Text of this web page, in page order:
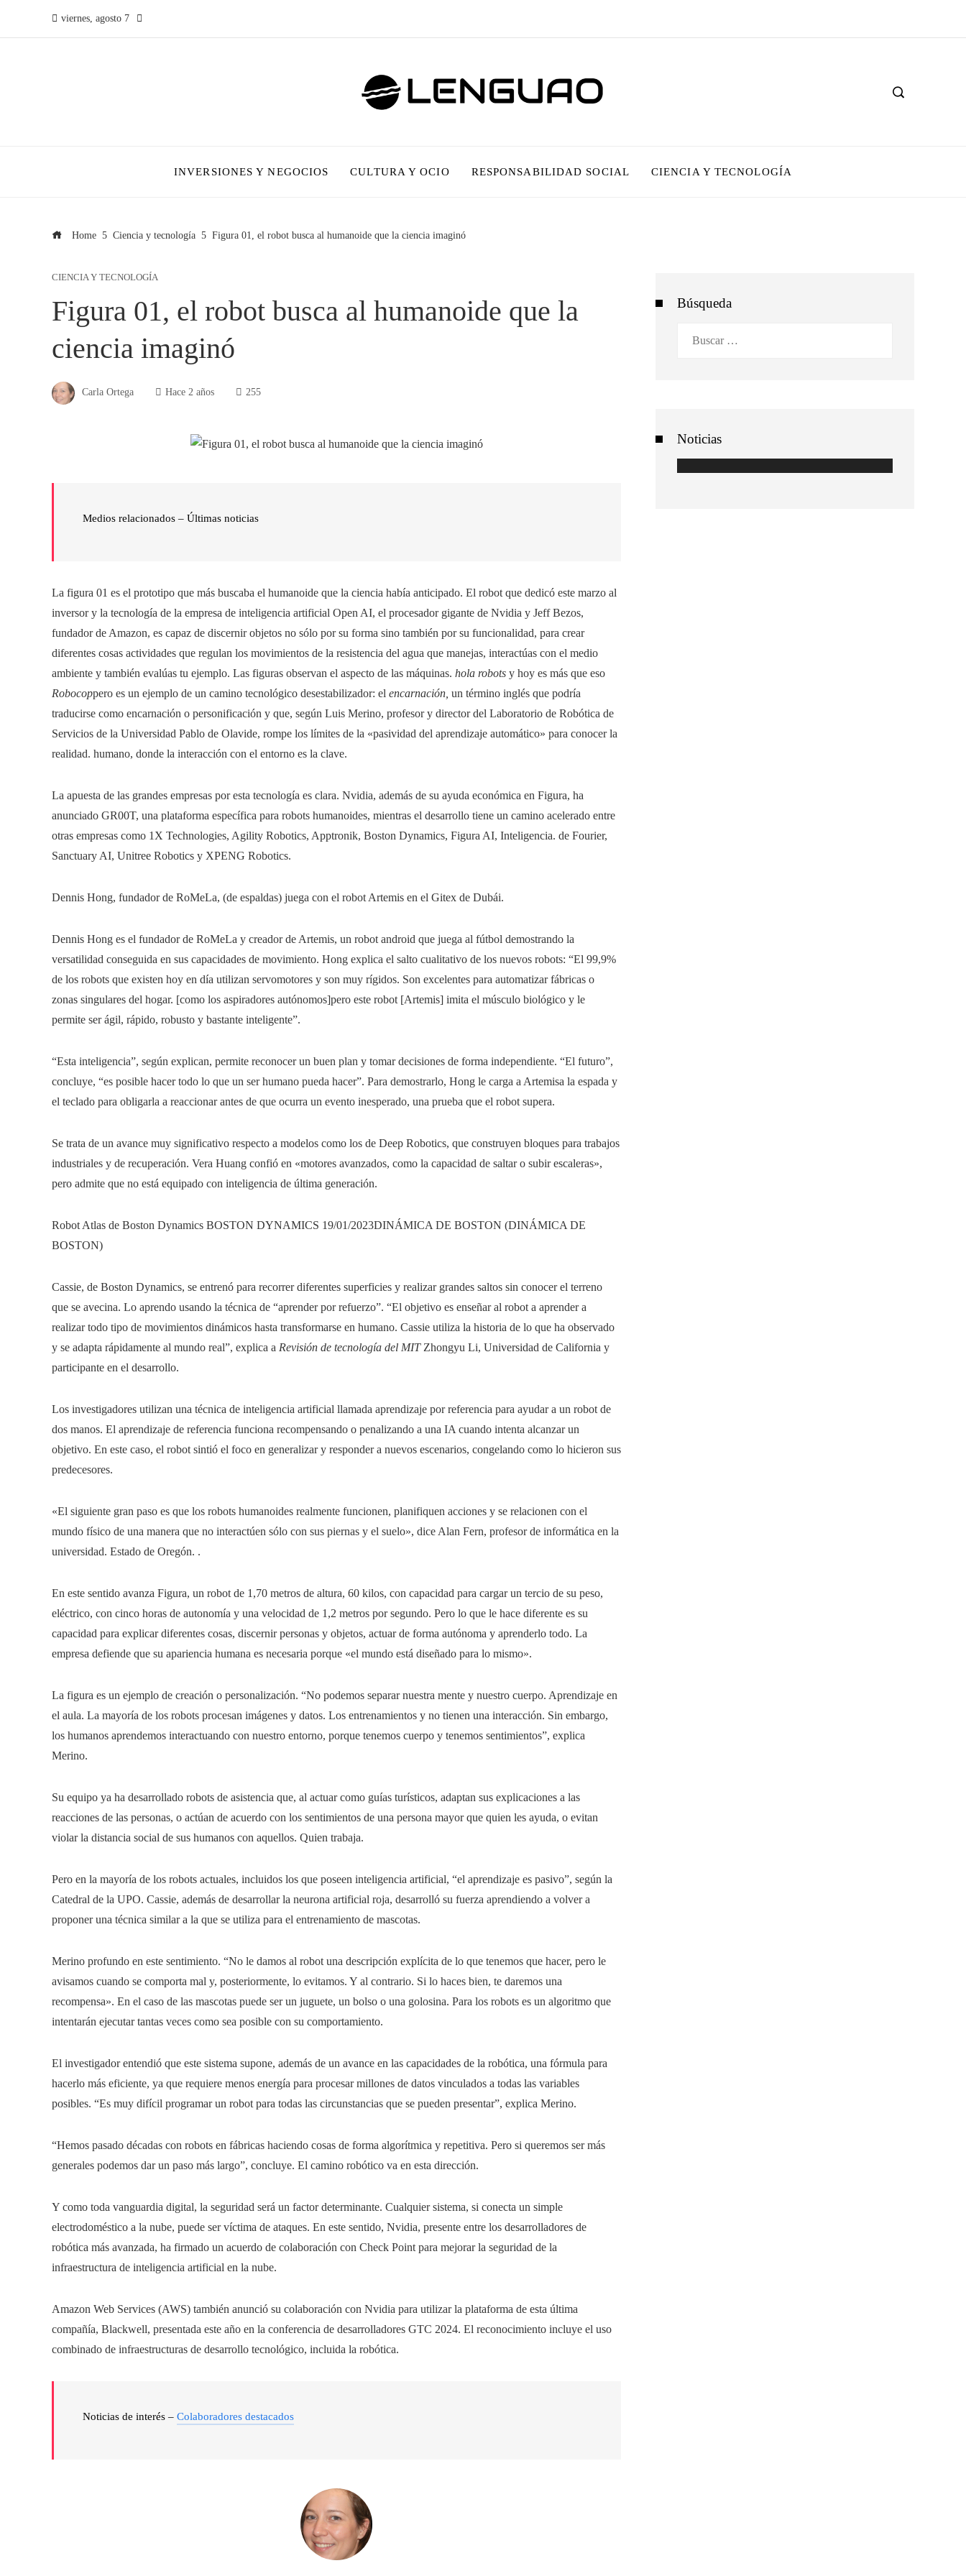
viernes, agosto 7
INVERSIONES Y NEGOCIOS CULTURA Y OCIO RESPONSABILIDAD SOCIAL CIENCIA Y TECNOLOGÍA
Home Ciencia y tecnología Figura 01, el robot busca al humanoide que la ciencia imaginó
CIENCIA Y TECNOLOGÍA
Figura 01, el robot busca al humanoide que la
ciencia imaginó
Carla Ortega Hace 2 años 255
Medios relacionados – Últimas noticias
La figura 01 es el prototipo que más buscaba el humanoide que la ciencia había anticipado. El robot que dedicó este marzo al
inversor y la tecnología de la empresa de inteligencia artificial Open AI, el procesador gigante de Nvidia y Jeff Bezos,
fundador de Amazon, es capaz de discernir objetos no sólo por su forma sino también por su funcionalidad, para crear
diferentes cosas actividades que regulan los movimientos de la resistencia del agua que manejas, interactúas con el medio
ambiente y también evalúas tu ejemplo. Las figuras observan el aspecto de las máquinas. hola robots y hoy es más que eso
Robocoppero es un ejemplo de un camino tecnológico desestabilizador: el encarnación, un término inglés que podría
traducirse como encarnación o personificación y que, según Luis Merino, profesor y director del Laboratorio de Robótica de
Servicios de la Universidad Pablo de Olavide, rompe los límites de la «pasividad del aprendizaje automático» para conocer la
realidad. humano, donde la interacción con el entorno es la clave.
La apuesta de las grandes empresas por esta tecnología es clara. Nvidia, además de su ayuda económica en Figura, ha
anunciado GR00T, una plataforma específica para robots humanoides, mientras el desarrollo tiene un camino acelerado entre
otras empresas como 1X Technologies, Agility Robotics, Apptronik, Boston Dynamics, Figura AI, Inteligencia. de Fourier,
Sanctuary AI, Unitree Robotics y XPENG Robotics.
Dennis Hong, fundador de RoMeLa, (de espaldas) juega con el robot Artemis en el Gitex de Dubái.
Dennis Hong es el fundador de RoMeLa y creador de Artemis, un robot android que juega al fútbol demostrando la
versatilidad conseguida en sus capacidades de movimiento. Hong explica el salto cualitativo de los nuevos robots: “El 99,9%
de los robots que existen hoy en día utilizan servomotores y son muy rígidos. Son excelentes para automatizar fábricas o
zonas singulares del hogar. [como los aspiradores autónomos]pero este robot [Artemis] imita el músculo biológico y le
permite ser ágil, rápido, robusto y bastante inteligente”.
“Esta inteligencia”, según explican, permite reconocer un buen plan y tomar decisiones de forma independiente. “El futuro”,
concluye, “es posible hacer todo lo que un ser humano pueda hacer”. Para demostrarlo, Hong le carga a Artemisa la espada y
el teclado para obligarla a reaccionar antes de que ocurra un evento inesperado, una prueba que el robot supera.
Se trata de un avance muy significativo respecto a modelos como los de Deep Robotics, que construyen bloques para trabajos
industriales y de recuperación. Vera Huang confió en «motores avanzados, como la capacidad de saltar o subir escaleras»,
pero admite que no está equipado con inteligencia de última generación.
Robot Atlas de Boston Dynamics BOSTON DYNAMICS 19/01/2023DINÁMICA DE BOSTON (DINÁMICA DE
BOSTON)
Cassie, de Boston Dynamics, se entrenó para recorrer diferentes superficies y realizar grandes saltos sin conocer el terreno
que se avecina. Lo aprendo usando la técnica de “aprender por refuerzo”. “El objetivo es enseñar al robot a aprender a
realizar todo tipo de movimientos dinámicos hasta transformarse en humano. Cassie utiliza la historia de lo que ha observado
y se adapta rápidamente al mundo real”, explica a Revisión de tecnología del MIT Zhongyu Li, Universidad de California y
participante en el desarrollo.
Los investigadores utilizan una técnica de inteligencia artificial llamada aprendizaje por referencia para ayudar a un robot de
dos manos. El aprendizaje de referencia funciona recompensando o penalizando a una IA cuando intenta alcanzar un
objetivo. En este caso, el robot sintió el foco en generalizar y responder a nuevos escenarios, congelando como lo hicieron sus
predecesores.
«El siguiente gran paso es que los robots humanoides realmente funcionen, planifiquen acciones y se relacionen con el
mundo físico de una manera que no interactúen sólo con sus piernas y el suelo», dice Alan Fern, profesor de informática en la
universidad. Estado de Oregón. .
En este sentido avanza Figura, un robot de 1,70 metros de altura, 60 kilos, con capacidad para cargar un tercio de su peso,
eléctrico, con cinco horas de autonomía y una velocidad de 1,2 metros por segundo. Pero lo que le hace diferente es su
capacidad para explicar diferentes cosas, discernir personas y objetos, actuar de forma autónoma y aprenderlo todo. La
empresa defiende que su apariencia humana es necesaria porque «el mundo está diseñado para lo mismo».
La figura es un ejemplo de creación o personalización. “No podemos separar nuestra mente y nuestro cuerpo. Aprendizaje en
el aula. La mayoría de los robots procesan imágenes y datos. Los entrenamientos y no tienen una interacción. Sin embargo,
los humanos aprendemos interactuando con nuestro entorno, porque tenemos cuerpo y tenemos sentimientos”, explica
Merino.
Su equipo ya ha desarrollado robots de asistencia que, al actuar como guías turísticos, adaptan sus explicaciones a las
reacciones de las personas, o actúan de acuerdo con los sentimientos de una persona mayor que quien les ayuda, o evitan
violar la distancia social de sus humanos con aquellos. Quien trabaja.
Pero en la mayoría de los robots actuales, incluidos los que poseen inteligencia artificial, “el aprendizaje es pasivo”, según la
Catedral de la UPO. Cassie, además de desarrollar la neurona artificial roja, desarrolló su fuerza aprendiendo a volver a
proponer una técnica similar a la que se utiliza para el entrenamiento de mascotas.
Merino profundo en este sentimiento. “No le damos al robot una descripción explícita de lo que tenemos que hacer, pero le
avisamos cuando se comporta mal y, posteriormente, lo evitamos. Y al contrario. Si lo haces bien, te daremos una
recompensa». En el caso de las mascotas puede ser un juguete, un bolso o una golosina. Para los robots es un algoritmo que
intentarán ejecutar tantas veces como sea posible con su comportamiento.
El investigador entendió que este sistema supone, además de un avance en las capacidades de la robótica, una fórmula para
hacerlo más eficiente, ya que requiere menos energía para procesar millones de datos vinculados a todas las variables
posibles. “Es muy difícil programar un robot para todas las circunstancias que se pueden presentar”, explica Merino.
“Hemos pasado décadas con robots en fábricas haciendo cosas de forma algorítmica y repetitiva. Pero si queremos ser más
generales podemos dar un paso más largo”, concluye. El camino robótico va en esta dirección.
Y como toda vanguardia digital, la seguridad será un factor determinante. Cualquier sistema, si conecta un simple
electrodoméstico a la nube, puede ser víctima de ataques. En este sentido, Nvidia, presente entre los desarrolladores de
robótica más avanzada, ha firmado un acuerdo de colaboración con Check Point para mejorar la seguridad de la
infraestructura de inteligencia artificial en la nube.
Amazon Web Services (AWS) también anunció su colaboración con Nvidia para utilizar la plataforma de esta última
compañía, Blackwell, presentada este año en la conferencia de desarrolladores GTC 2024. El reconocimiento incluye el uso
combinado de infraestructuras de desarrollo tecnológico, incluida la robótica.
Noticias de interés – Colaboradores destacados
Búsqueda
Noticias